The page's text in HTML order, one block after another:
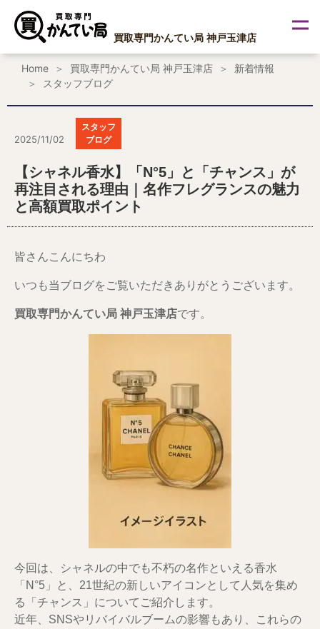
買取専門かんてい局 神戸玉津店
Home 買取専門かんてい局 神戸玉津店
新着情報
スタッフブログ
2025/11/02
スタッフ
ブログ
【シャネル香水】「N°5」と「チャンス」が
再注目される理由｜名作フレグランスの魅力
と高額買取ポイント
皆さんこんにちわ
いつも当ブログをご覧いただきありがとうございます。
買取専門かんてい局 神戸玉津店です。
今回は、シャネルの中でも不朽の名作といえる香水
「N°5」と、21世紀の新しいアイコンとして人気を集め
る「チャンス」についてご紹介します。
近年、SNSやリバイバルブームの影響もあり、これらの